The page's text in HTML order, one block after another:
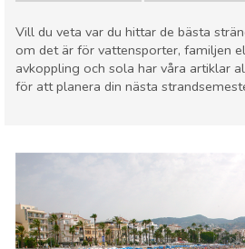
Vill du veta var du hittar de bästa
om det är för vattensporter, familjen
avkoppling och sola har våra artiklar
för att planera din nästa